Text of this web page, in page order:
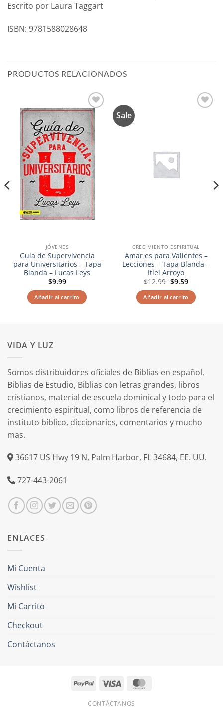
Escrito por Laura Taggart
ISBN: 9781588028648
PRODUCTOS RELACIONADOS
Añadir
a la
lista de
deseos
JÓVENES
Guía de Supervivencia
para Universitarios – Tapa
Blanda – Lucas Leys
$9.99
Añadir al carrito
Sale
CRECIMIENTO ESPIRITUAL
Amar es para Valientes –
Lecciones – Tapa Blanda –
Itiel Arroyo
$12.99 El
original
era:
$12.99.
$9.59El
actual
es:
$9.59.
Añadir al carrito
VIDA Y LUZ
Somos distribuidores oficiales de Biblias en español,
Biblias de Estudio, Biblias con letras grandes, libros
cristianos, material de escuela dominical y todo para el
crecimiento espiritual, como libros de referencia de
instituto bíblico, diccionarios, comentarios y mucho
mas.
36617 US Hwy 19 N, Palm Harbor, FL 34684, EE. UU.
727-443-2061
ENLACES
Mi Cuenta
Wishlist
Mi Carrito
Checkout
Contáctanos
PayPal Visa
CONTÁCTANOS